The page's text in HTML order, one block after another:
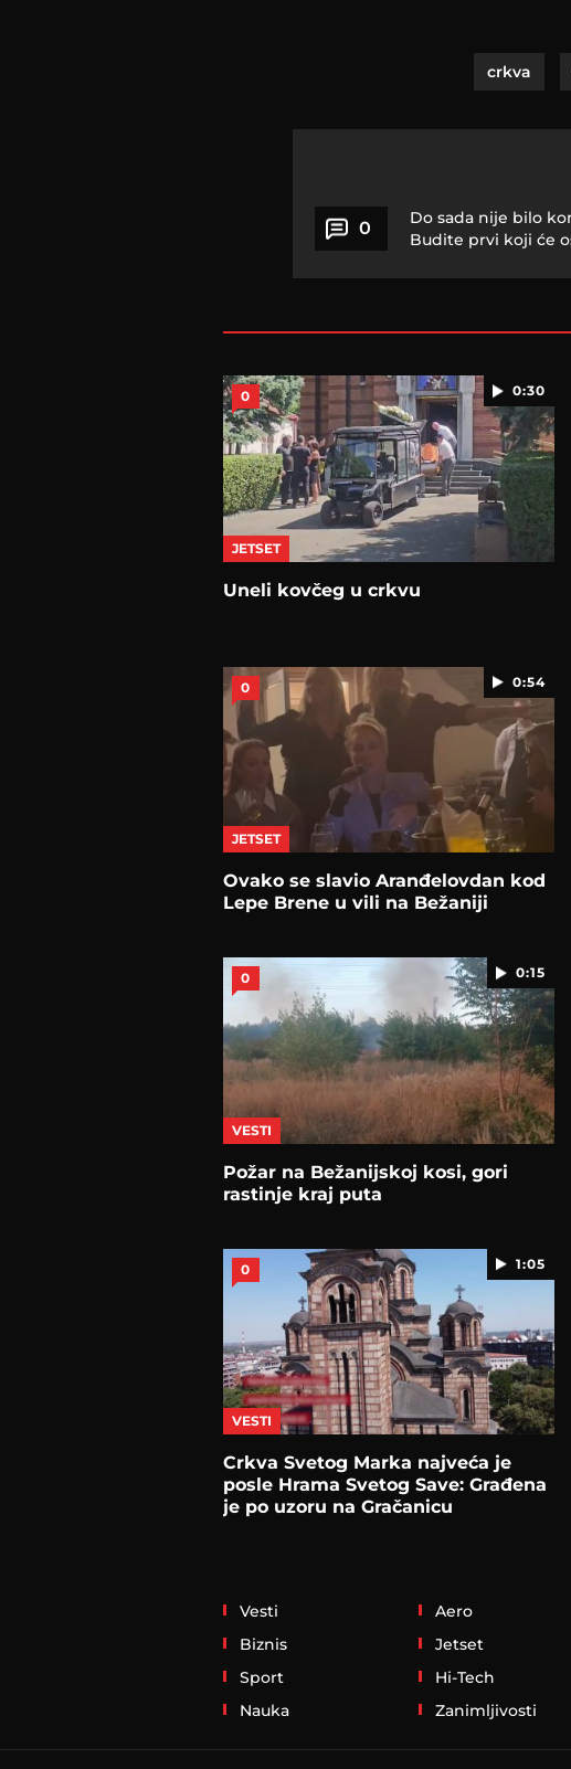
crkva
0
Do sada nije bilo
Budite prvi koji će
0:30
0
JETSET
Uneli kovčeg u crkvu
0:54
0
JETSET
Ovako se slavio Aranđelovdan kod
Lepe Brene u vili na Bežaniji
0:15
0
VESTI
Požar na Bežanijskoj kosi, gori
rastinje kraj puta
1:05
0
VESTI
Crkva Svetog Marka najveća je
posle Hrama Svetog Save: Građena
je po uzoru na Gračanicu
Vesti
Biznis
Sport
Nauka
Aero
Jetset
Hi-Tech
Zanimljivosti